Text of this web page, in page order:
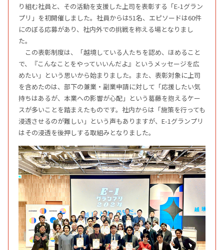
り組む社員と、その活動を支援した上司を表彰する「E-1グラン
プリ」を初開催しました。社員からは51名、エピソードは60件
にのぼる応募があり、社内外での挑戦を称える場となりまし
た。
この表彰制度は、「越境している人たちを認め、ほめること
で、『こんなことをやっていいんだよ』というメッセージを広
めたい」という思いから始まりました。また、表彰対象に上司
を含めたのは、部下の兼業・副業申請に対して「応援したい気
持ちはあるが、本業への影響が心配」という葛藤を抱えるケー
スが多いことを踏まえたものです。社内からは「施策を行っても
浸透させるのが難しい」という声もありますが、E-1グランプリ
はその浸透を後押しする取組みとなりました。